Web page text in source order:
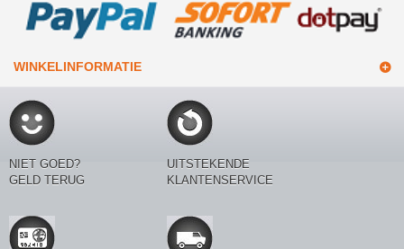
WINKELINFORMATIE
NIET GOED?
GELD TERUG
UITSTEKENDE
KLANTENSERVICE